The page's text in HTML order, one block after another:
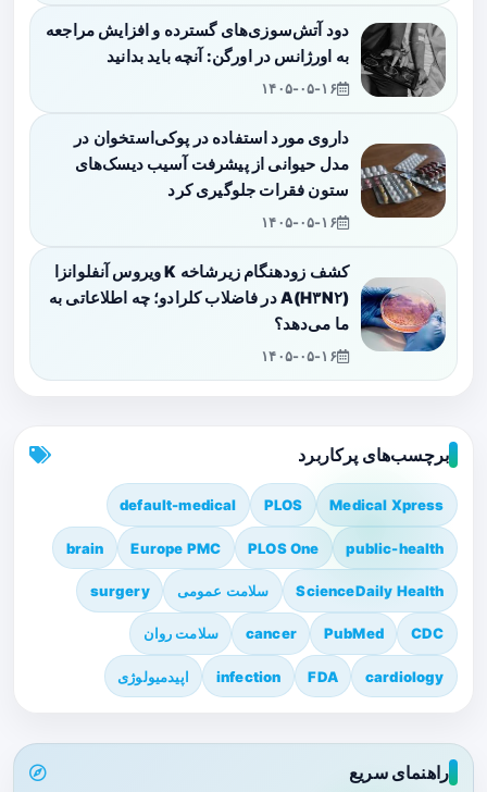
دود آتش‌سوزی‌های گسترده و افزایش مراجعه
به اورژانس در اورگن: آنچه باید بدانید
۱۴۰۵-۰۵-۱۶
داروی مورد استفاده در پوکی‌استخوان در
مدل حیوانی از پیشرفت آسیب دیسک‌های
ستون فقرات جلوگیری کرد
۱۴۰۵-۰۵-۱۶
کشف زودهنگام زیرشاخه K ویروس آنفلوانزا
A(H۳N۲) در فاضلاب کلرادو؛ چه اطلاعاتی به
ما می‌دهد؟
۱۴۰۵-۰۵-۱۶
برچسب‌های پرکاربرد
Medical Xpress
PLOS
default-medical
public-health
PLOS One
Europe PMC
brain
ScienceDaily Health سلامت عمومی surgery
CDC
PubMed
cancer سلامت روان
cardiology
FDA
infection اپیدمیولوژی
راهنمای سریع